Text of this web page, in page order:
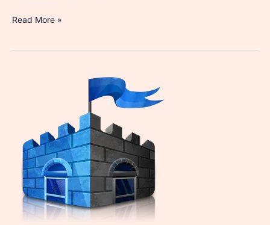
[Sızma
Read More »